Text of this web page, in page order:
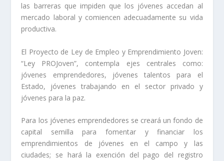
las barreras que impiden que los jóvenes accedan al
mercado laboral y comiencen adecuadamente su vida
productiva.
El Proyecto de Ley de Empleo y Emprendimiento Joven:
“Ley PROJoven”, contempla ejes centrales como:
jóvenes emprendedores, jóvenes talentos para el
Estado, jóvenes trabajando en el sector privado y
jóvenes para la paz.
Para los jóvenes emprendedores se creará un fondo de
capital semilla para fomentar y financiar los
emprendimientos de jóvenes en el campo y las
ciudades; se hará la exención del pago del registro